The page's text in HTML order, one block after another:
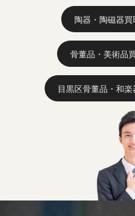
陶器・陶磁器
骨董品・美術品
目黒区骨董品・和